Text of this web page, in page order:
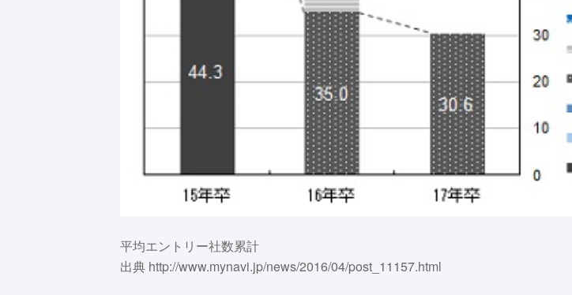
平均エントリー社数累計
出典 http://www.mynavi.jp/news/2016/04/post_11157.html